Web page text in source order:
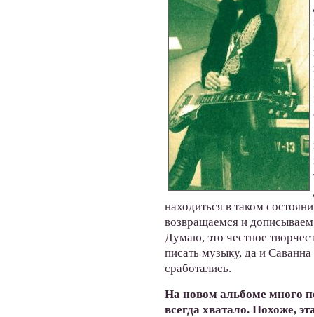
находиться в таком
возвращаемся и
Думаю, это честное
писать музыку, да и
сработались.
На новом альбоме много
всегда хватало. Похоже,